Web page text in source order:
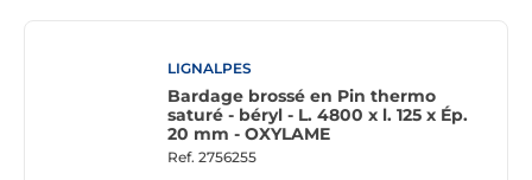
LIGNALPES
Bardage brossé en Pin thermo
saturé - béryl - L. 4800 x l. 125 x Ép.
20 mm - OXYLAME
Ref. 2756255